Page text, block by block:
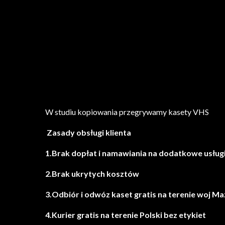
W studiu kopiowania przegrywamy kasety VHS
Zasady obsługi klienta
1.Brak dopłat i namawiania na dodatkowe
2.Brak ukrytych kosztów
3.Odbiór i odwóz kaset gratis na terenie woj
4.Kurier gratis na terenie Polski bez etykiet